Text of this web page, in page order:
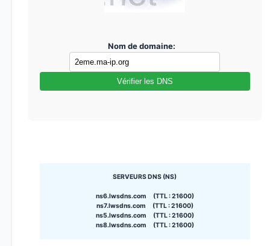
Nom de domaine:
Vérifier les DNS
SERVEURS DNS (NS)
ns6.lwsdns.com (TTL : 21600)
ns7.lwsdns.com (TTL : 21600)
ns5.lwsdns.com (TTL : 21600)
ns8.lwsdns.com (TTL : 21600)